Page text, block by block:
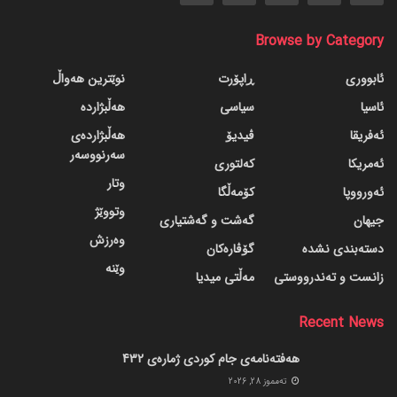
Browse by Category
ئابووری
ئاسیا
ئەفریقا
ئەمریکا
ئەورووپا
جیهان
دسته‌بندی نشده
زانست و تەندرووستی
ڕاپۆرت
سیاسی
ڤیدیۆ
کەلتوری
کۆمەڵگا
گه‌شت و گه‌شتیاری
گۆڤاره‌کان
مەڵتی میدیا
نوێترین هەواڵ
هەڵبژاردە
هەڵبژاردەی
سەرنووسەر
وتار
وتووێژ
وەرزش
وێنە
Recent News
هەفتەنامەی جام کوردی ژمارەی 432
ته‌مموز 28, 2026